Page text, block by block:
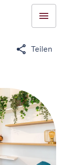
Teilen